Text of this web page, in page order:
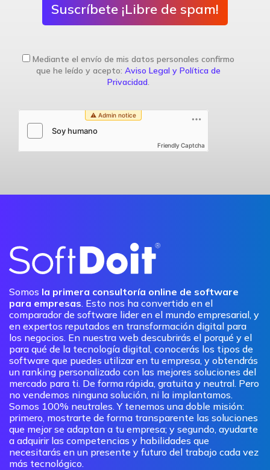
Suscríbete ¡Libre de spam!
Mediante el envío de mis datos personales confirmo
que he leído y acepto: Aviso Legal y Política de
Privacidad.
Friendly Captcha
Somos la primera consultoría online de software
para empresas. Esto nos ha convertido en el
comparador de software lider en el mundo empresarial, y
en expertos reputados en transformación digital para
los negocios. En nuestra web descubrirás el porqué y el
para qué de la tecnología digital, conocerás los tipos de
software que puedes utilizar en tu empresa, y obtendrás
un ranking personalizado con las mejores soluciones del
mercado para ti. De forma rápida, gratuita y neutral. Pero
no vendemos ninguna solución, ni la implantamos.
Somos 100% neutrales. Y tenemos una doble misión:
primero, mostrarte de forma transparente las soluciones
que mejor se adaptan a tu empresa; y segundo, ayudarte
a adquirir las competencias y habilidades que
necesitarás en un presente y futuro del trabajo cada vez
más tecnológico.